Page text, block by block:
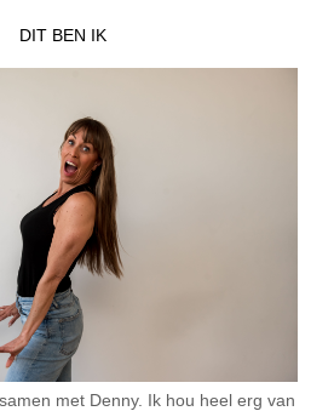
DIT BEN IK
met Denny. Ik hou heel erg van